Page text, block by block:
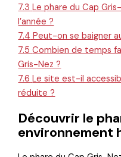
7.3 Le phare du Cap
l’année ?
7.4 Peut-on se baigner
7.5 Combien de temps
Gris-Nez ?
7.6 Le site est-il
réduite ?
Découvrir le
environnement